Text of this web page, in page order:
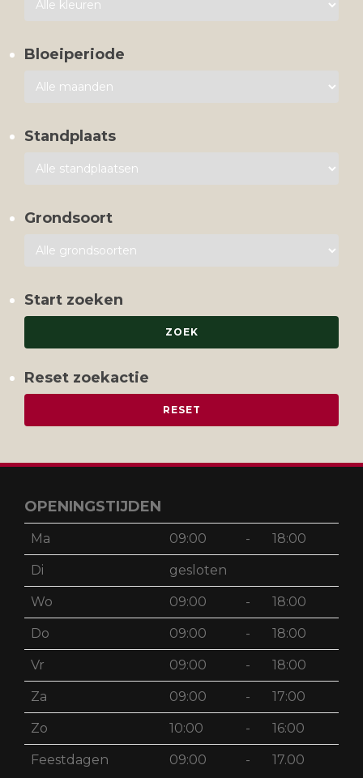
Bloeiperiode
Standplaats
Grondsoort
Start zoeken
Reset zoekactie
OPENINGSTIJDEN
Ma 09:00 - 18:00
Di gesloten
Wo 09:00 - 18:00
Do 09:00 - 18:00
Vr 09:00 - 18:00
Za 09:00 - 17:00
Zo 10:00 - 16:00
Feestdagen 09:00 - 17.00